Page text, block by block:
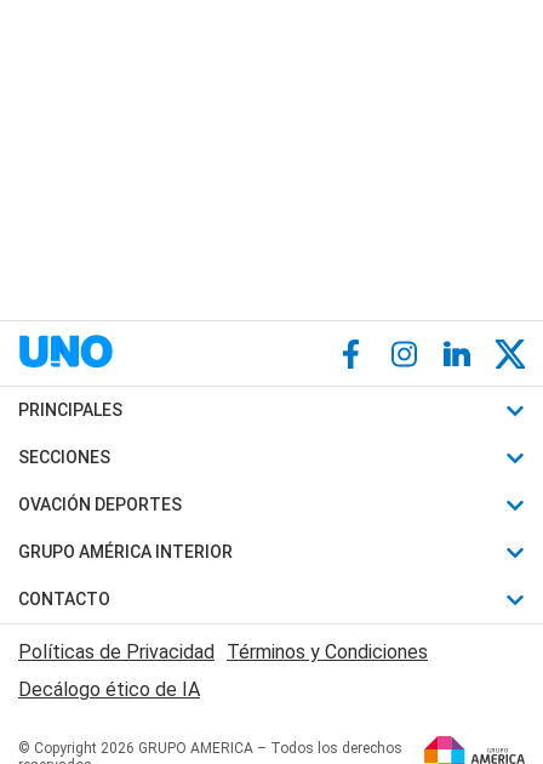
PRINCIPALES
Últimas Noticias
Política
Judiciales
Economia
SECCIONES
Horóscopo
Motores
Trucos caseros
Series y Películas
Edictos y Solicitadas
OVACIÓN DEPORTES
Fútbol
Mundial
Automovilismo
Rugby
Básquet
GRUPO AMÉRICA INTERIOR
Canal 7 en Vivo
San Juan 8
CONTACTO
Acerca de Nosotros
Contactanos
Políticas de Privacidad Términos y Condiciones
Decálogo ético de IA
© Copyright 2026 GRUPO AMERICA – Todos los derechos